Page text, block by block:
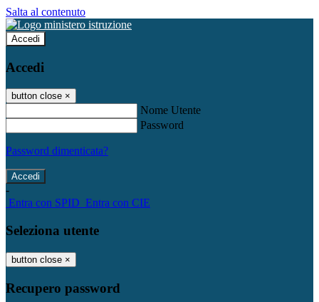
Salta al contenuto
Accedi
Accedi
button close ×
Nome Utente
Password
Password dimenticata?
-
Entra con SPID Entra con CIE
Seleziona utente
button close ×
Recupero password